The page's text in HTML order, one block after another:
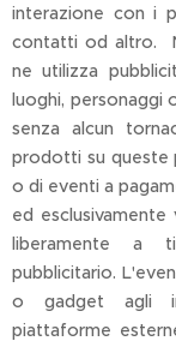
interazione con i
contatti od altro.
ne utilizza
luoghi, personaggi
senza alcun
prodotti su queste
o di eventi a
ed
liberamente a
pubblicitario.
o gadget agli
piattaforme